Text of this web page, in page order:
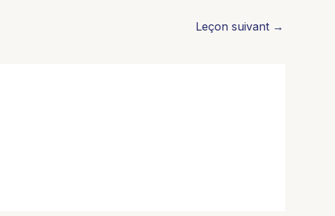
Leçon suivant →